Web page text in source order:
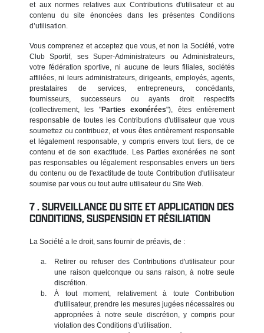
et aux normes relatives aux Contributions d'utilisateur et au
contenu du site énoncées dans les présentes Conditions
d’utilisation.
Vous comprenez et acceptez que vous, et non la Société, votre
Club Sportif, ses Super-Administrateurs ou Administrateurs,
votre fédération sportive, ni aucune de leurs filiales, sociétés
affiliées, ni leurs administrateurs, dirigeants, employés, agents,
prestataires de services, entrepreneurs, concédants,
fournisseurs, successeurs ou ayants droit respectifs
(collectivement, les "Parties exonérées"), êtes entièrement
responsable de toutes les Contributions d'utilisateur que vous
soumettez ou contribuez, et vous êtes entièrement responsable
et légalement responsable, y compris envers tout tiers, de ce
contenu et de son exactitude. Les Parties exonérées ne sont
pas responsables ou légalement responsables envers un tiers
du contenu ou de l'exactitude de toute Contribution d'utilisateur
soumise par vous ou tout autre utilisateur du Site Web.
SURVEILLANCE DU SITE ET APPLICATION DES
CONDITIONS, SUSPENSION ET RÉSILIATION
La Société a le droit, sans fournir de préavis, de :
Retirer ou refuser des Contributions d'utilisateur pour
une raison quelconque ou sans raison, à notre seule
discrétion.
À tout moment, relativement à toute Contribution
d'utilisateur, prendre les mesures jugées nécessaires ou
appropriées à notre seule discrétion, y compris pour
violation des Conditions d’utilisation.